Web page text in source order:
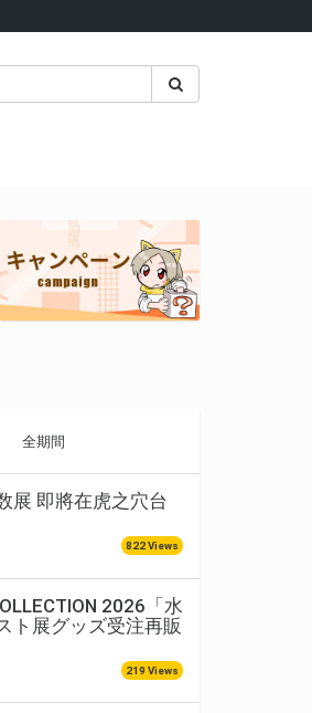
全期間
展 即將在虎之穴台
822 Views
2026「水
ト展グッズ受注再販
219 Views